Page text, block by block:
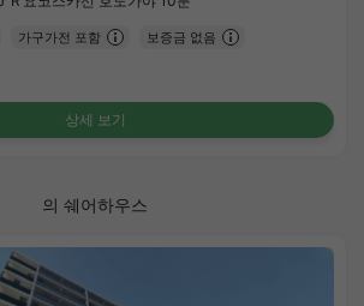
가구가전 포함 보증금 없음
상세 보기
의 쉐어하우스